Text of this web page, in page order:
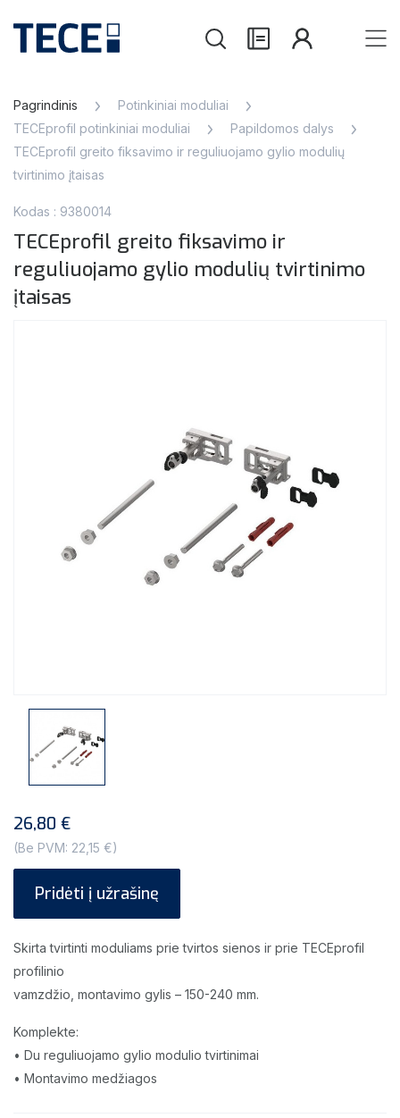
Pagrindinis
Potinkiniai moduliai
TECEprofil potinkiniai moduliai
Papildomos dalys
TECEprofil greito fiksavimo ir reguliuojamo gylio modulių
tvirtinimo įtaisas
Kodas : 9380014
TECEprofil greito fiksavimo ir
reguliuojamo gylio modulių tvirtinimo
įtaisas
26,80 €
(Be PVM: 22,15 €)
Pridėti į užrašinę
Skirta tvirtinti moduliams prie tvirtos sienos ir prie TECEprofil
profilinio
vamzdžio, montavimo gylis – 150-240 mm.
Komplekte:
• Du reguliuojamo gylio modulio tvirtinimai
• Montavimo medžiagos